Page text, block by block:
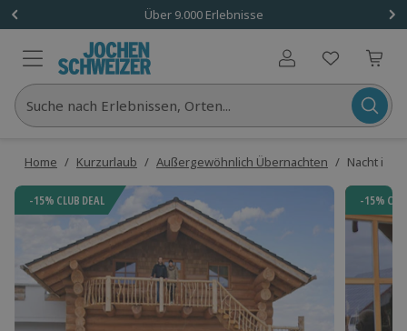
Über 9.000 Erlebnisse
Benutzerkonto
Suche nach Erlebnissen, Orten...
Home / Kurzurlaub / Außergewöhnlich Übernachten / Nacht im
-15% CLUB DEAL -15%